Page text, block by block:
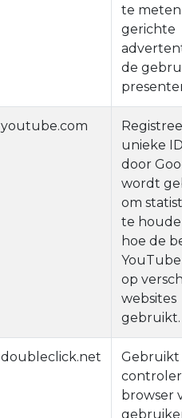
te
gerichte
de
youtube.com
unieke
door
wordt
om
te
hoe de
op
websites
gebruikt.
doubleclick.net
Gebruikt
browser